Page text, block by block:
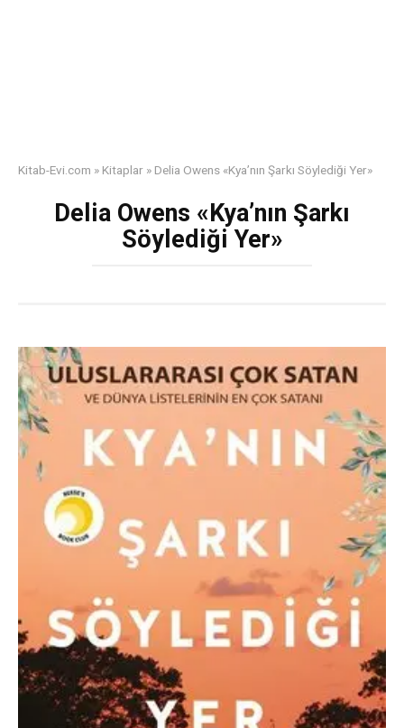
Kitab-Evi.com » Kitaplar » Delia Owens «Kya’nın Şarkı Söylediği Yer»
Delia Owens «Kya’nın Şarkı
Söylediği Yer»